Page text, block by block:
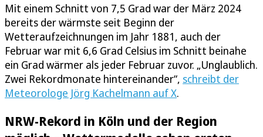
Mit einem Schnitt von 7,5 Grad war der März 2024
bereits der wärmste seit Beginn der
Wetteraufzeichnungen im Jahr 1881, auch der
Februar war mit 6,6 Grad Celsius im Schnitt beinahe
ein Grad wärmer als jeder Februar zuvor. „Unglaublich.
Zwei Rekordmonate hintereinander“, schreibt der
Meteorologe Jörg Kachelmann auf X.
NRW-Rekord in Köln und der Region